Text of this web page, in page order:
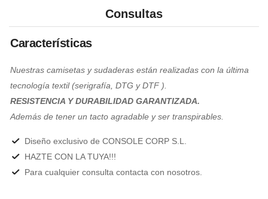
Consultas
Características
Nuestras camisetas y sudaderas están realizadas con la última
tecnología textil (serigrafía, DTG y DTF ).
RESISTENCIA Y DURABILIDAD GARANTIZADA.
Además de tener un tacto agradable y ser transpirables.
Diseño exclusivo de CONSOLE CORP S.L.
HAZTE CON LA TUYA!!!
Para cualquier consulta contacta con nosotros.